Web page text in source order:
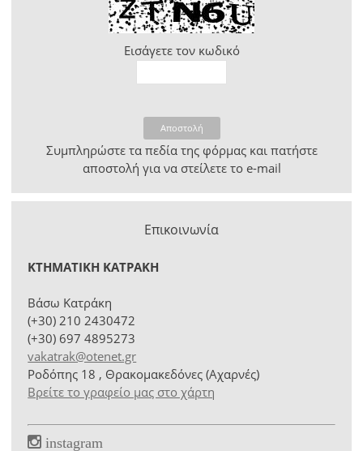
Εισάγετε τον κωδικό
Αποστολή
Συμπληρώστε τα πεδία της φόρμας και πατήστε
αποστολή για να στείλετε το e-mail
Επικοινωνία
ΚΤΗΜΑΤΙΚΗ ΚΑΤΡΑΚΗ
Βάσω Κατράκη
(+30) 210 2430472
(+30) 697 4895273
vakatrak@otenet.gr
Ροδόπης 18 , Θρακομακεδόνες (Αχαρνές)
Βρείτε το γραφείο μας στο χάρτη
instagram